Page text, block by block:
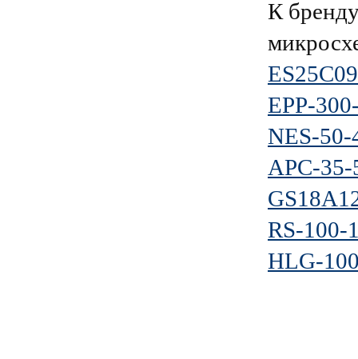
К
EPP-
NES-50-
APC-35-
RS-100-
HLG-